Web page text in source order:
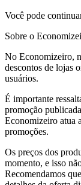
Você pode
Sobre o
No Economizeiro,
descontos de lojas
usuários.
É importante
promoção
Economizeiro atua
promoções.
Os preços dos
momento, e isso
Recomendamos